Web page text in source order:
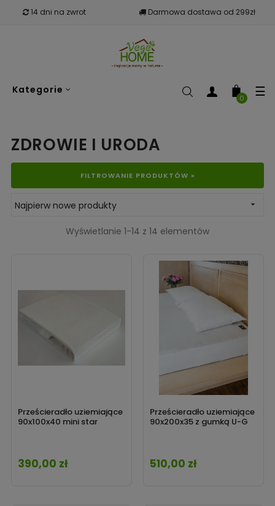
14 dni na zwrot Darmowa dostawa od 299zł
Kategorie ☰
0
ZDROWIE I URODA
FILTROWANIE PRODUKTÓW »
Najpierw nowe produkty 
Wyświetlanie 1-14 z 14 elementów
Prześcieradło uziemiające
90x100x40 mini star
Cena
390,00 zł
Prześcieradło uziemiające
90x200x35 z gumką U-G
Cena
510,00 zł